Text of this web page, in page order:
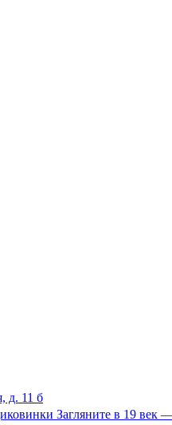
д. 11 б
Загляните в 19 век